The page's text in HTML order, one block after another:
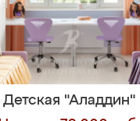
Детская "Аладдин"